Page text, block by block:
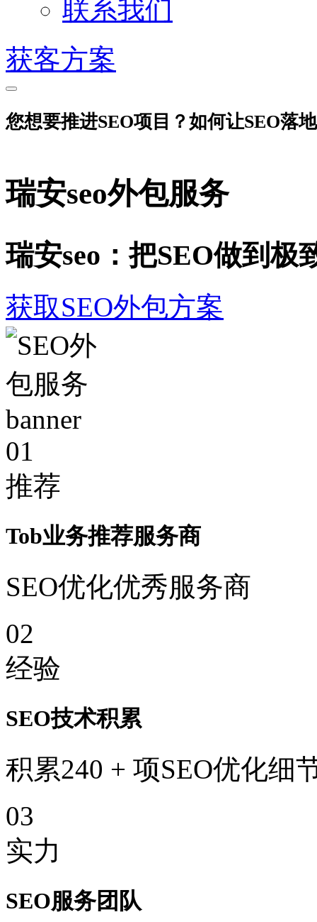
联系我们
获客方案
您想要推进SEO项目？如何让SEO落
瑞安seo外包服务
瑞安seo：把SEO做到极
获取SEO外包方案
01
推荐
Tob业务推荐服务商
SEO优化优秀服务商
02
经验
SEO技术积累
积累240 + 项SEO优化细
03
实力
SEO服务团队